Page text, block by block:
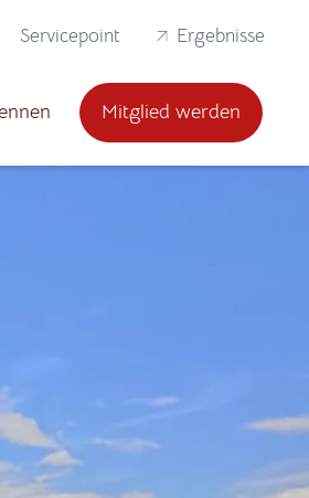
Servicepoint Ergebnisse
Mitglied werden